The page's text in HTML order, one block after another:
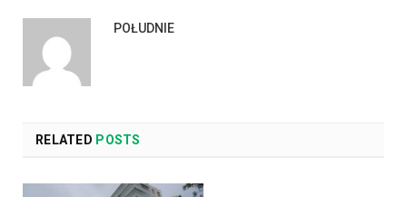
POŁUDNIE
RELATED POSTS